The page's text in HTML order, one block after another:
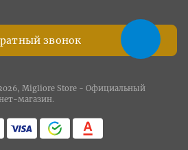
звонок
Migliore Store - Официальный
магазин.